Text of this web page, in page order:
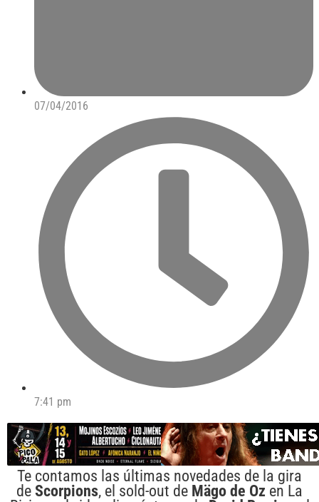
07/04/2016
7:41 pm
Te contamos las últimas novedades de la gira
de Scorpions, el sold-out de Mägo de Oz en La